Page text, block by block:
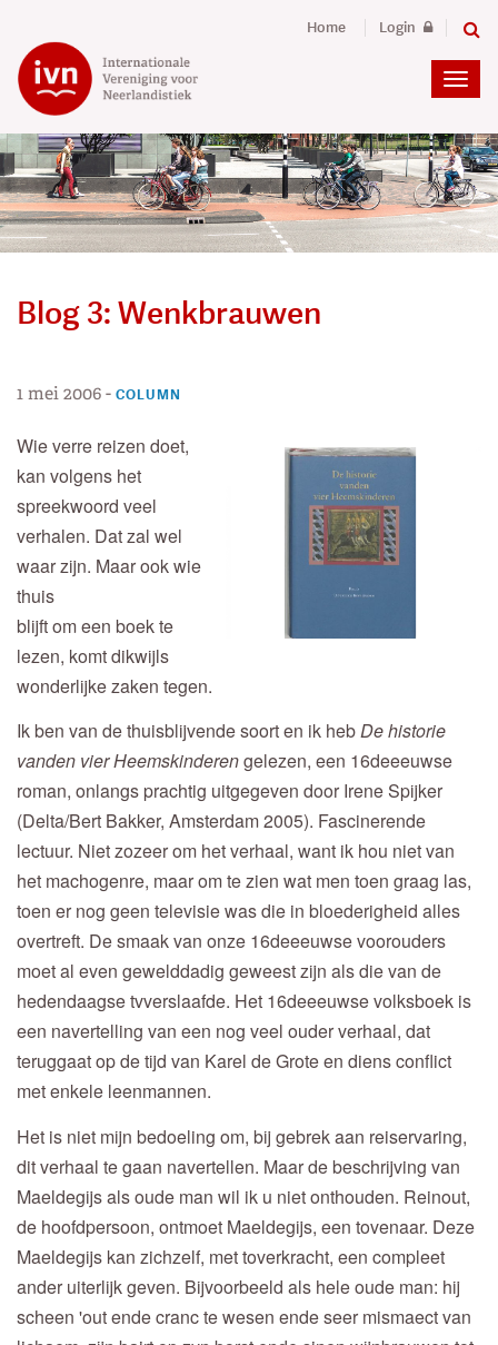
Home Login
Blog 3: Wenkbrauwen
1 mei 2006 - COLUMN
Wie verre reizen doet,
kan volgens het
spreekwoord veel
verhalen. Dat zal wel
waar zijn. Maar ook wie
thuis
blijft om een boek te
lezen, komt dikwijls
wonderlijke zaken tegen.
Ik ben van de thuisblijvende soort en ik hebDe historie
vanden vier Heemskinderengelezen, een 16deeeuwse
roman, onlangs prachtig uitgegeven door Irene Spijker
(Delta/Bert Bakker, Amsterdam 2005). Fascinerende
lectuur. Niet zozeer om het verhaal, want ik hou niet van
het machogenre, maar om te zien wat men toen graag las,
toen er nog geen televisie was die in bloederigheid alles
overtreft. De smaak van onze 16deeeuwse voorouders
moet al even gewelddadig geweest zijn als die van de
hedendaagse tvverslaafde. Het 16deeeuwse volksboek is
een navertelling van een nog veel ouder verhaal, dat
teruggaat op de tijd van Karel de Grote en diens conflict
met enkele leenmannen.
Het is niet mijn bedoeling om, bij gebrek aan reiservaring,
dit verhaal te gaan navertellen. Maar de beschrijving van
Maeldegijs als oude man wil ik u niet onthouden. Reinout,
de hoofdpersoon, ontmoet Maeldegijs, een tovenaar. Deze
Maeldegijs kan zichzelf, met toverkracht, een compleet
ander uiterlijk geven. Bijvoorbeeld als hele oude man: hij
scheen 'out ende cranc te wesen ende seer mismaect van